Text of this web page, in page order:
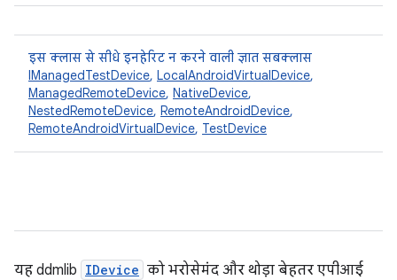
इस क्लास से सीधे इनहेरिट न करने वाली ज्ञात सबक्लास
IManagedTestDevice, LocalAndroidVirtualDevice,
ManagedRemoteDevice, NativeDevice,
NestedRemoteDevice, RemoteAndroidDevice,
RemoteAndroidVirtualDevice, TestDevice
यह ddmlib IDevice को भरोसेमंद और थोड़ा बेहतर एपीआई